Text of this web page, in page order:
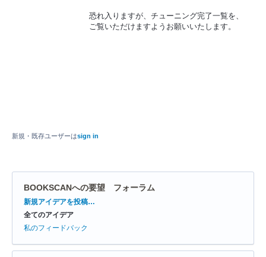
恐れ入りますが、チューニング完了一覧を、
ご覧いただけますようお願いいたします。
新規・既存ユーザーはsign in
BOOKSCANへの要望 フォーラム
カ
ゴ
リ
新規アイデアを投稿…
全てのアイデア
私のフィードバック